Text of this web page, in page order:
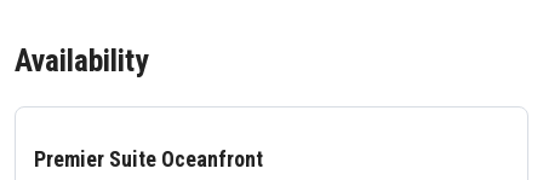
Availability
Premier Suite Oceanfront